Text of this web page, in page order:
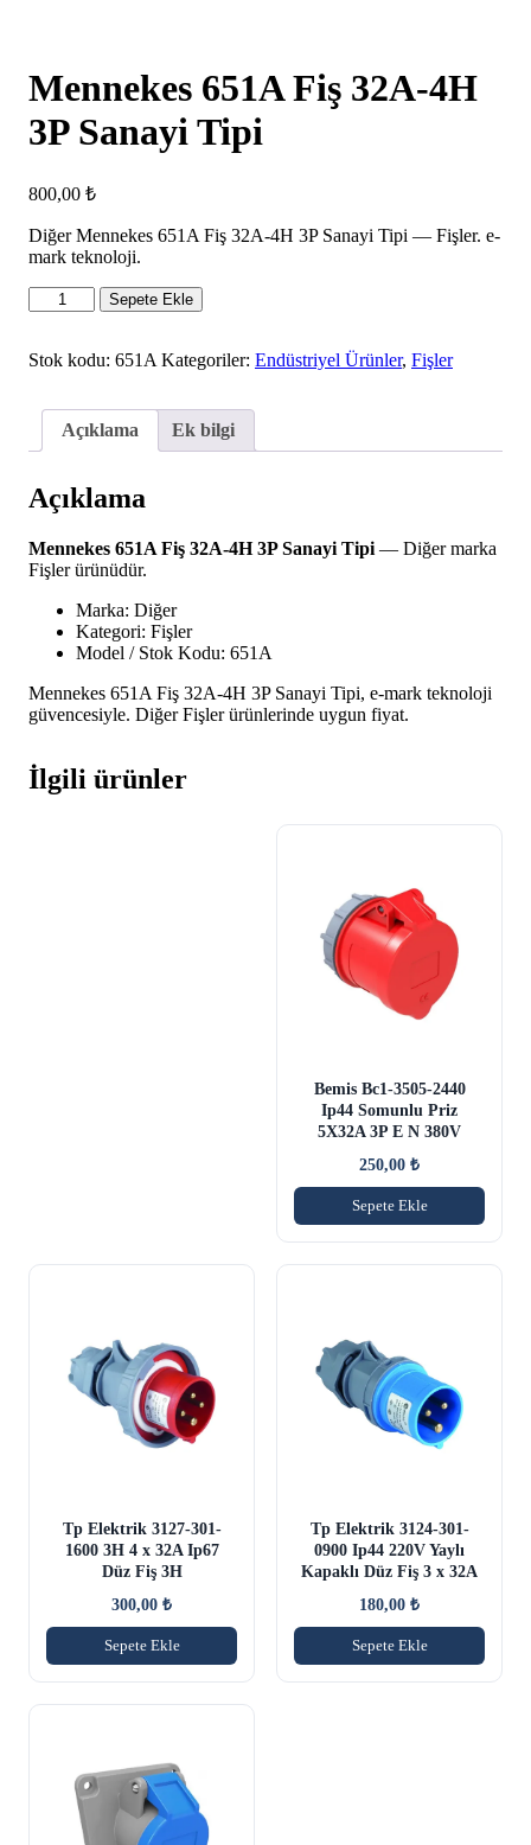
Mennekes 651A Fiş 32A-4H
3P Sanayi Tipi
800,00 ₺
Diğer Mennekes 651A Fiş 32A-4H 3P Sanayi Tipi — Fişler. e-
mark teknoloji.
Mennekes
651A
32A-
Sanayi
Tipi
Sepete Ekle
Stok kodu: 651A Kategoriler: Endüstriyel Ürünler, Fişler
Açıklama Ek bilgi
Açıklama
Mennekes 651A Fiş 32A-4H 3P Sanayi Tipi — Diğer marka
Fişler ürünüdür.
Marka: Diğer
Kategori: Fişler
Model / Stok Kodu: 651A
Mennekes 651A Fiş 32A-4H 3P Sanayi Tipi, e-mark teknoloji
güvencesiyle. Diğer Fişler ürünlerinde uygun fiyat.
İlgili ürünler
Bemis Bc1-3505-2440
Ip44 Somunlu Priz
5X32A 3P E N 380V
250,00 ₺
Sepete Ekle
Tp Elektrik 3127-301-
1600 3H 4 x 32A Ip67
Düz Fiş 3H
300,00 ₺
Sepete Ekle
Tp Elektrik 3124-301-
0900 Ip44 220V Yaylı
Kapaklı Düz Fiş 3 x 32A
180,00 ₺
Sepete Ekle